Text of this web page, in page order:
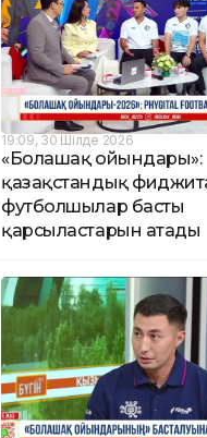
19:09, 30 Шілде 2026
«Болашақ ойындары»:
қазақстандық
футболшылар басты
қарсыластарын атады